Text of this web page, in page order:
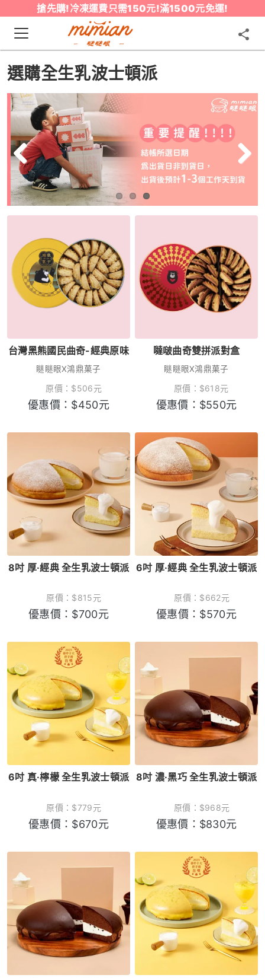
搶先購!冷凍運費只需150元!滿1500元免運!
選購全生乳波士頓派
Previous Next
台灣黑熊國民曲奇-經典原味
瞇瞇眼X鴻鼎菓子
原價： $506元
優惠價： $450元
噠啵曲奇雙拼派對盒
瞇瞇眼X鴻鼎菓子
原價： $618元
優惠價： $550元
8吋 厚·經典 全生乳波士頓派
原價： $815元
優惠價： $700元
6吋 厚·經典 全生乳波士頓派
原價： $662元
優惠價： $570元
6吋 真·檸檬 全生乳波士頓派
原價： $779元
優惠價： $670元
8吋 濃·黑巧 全生乳波士頓派
原價： $968元
優惠價： $830元